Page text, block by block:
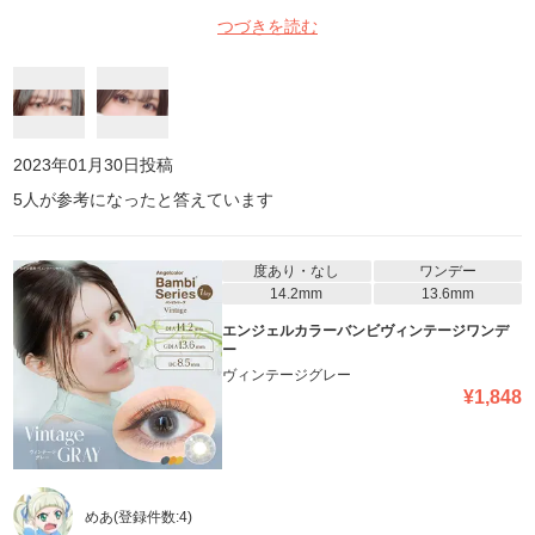
です！！ 着け心地も違和感も何もなく文句なしって感じです！ こ
れからリピして愛用します！！！！♡
つづきを読む
2023年01月30日投稿
5人が参考になったと答えています
度あり・なし
ワンデー
14.2mm
13.6mm
エンジェルカラーバンビヴィンテージワンデ
ー
ヴィンテージグレー
¥1,848
めあ(登録件数:4)